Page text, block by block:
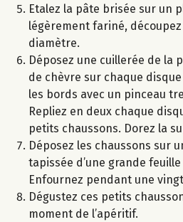
Etalez la pâte brisée sur un
légèrement fariné,
diamètre.
Déposez une cuillerée de la
de chèvre sur chaque
les bords avec un pinceau
Repliez en deux chaque
petits chaussons. Dorez la
Déposez les chaussons sur
tapissée d’une grande
Enfournez pendant une
Dégustez ces petits
moment de l’apéritif.